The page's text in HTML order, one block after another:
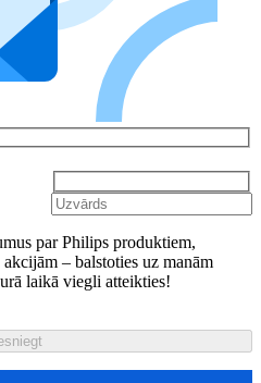
par Philips produktiem,
– balstoties uz manām
laikā viegli atteikties!